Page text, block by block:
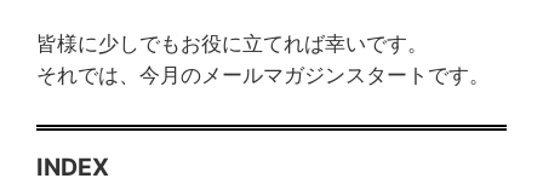
皆様に少しでもお役に立てれば幸いです。
それでは、今月のメールマガジンスタートです。
INDEX